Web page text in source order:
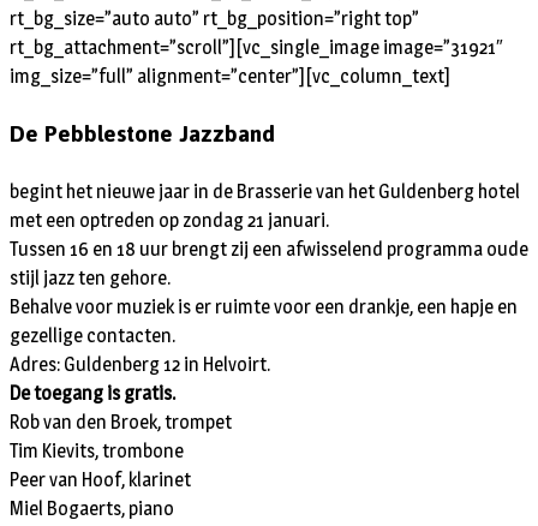
rt_bg_size=”auto auto” rt_bg_position=”right top”
rt_bg_attachment=”scroll”][vc_single_image image=”31921″
img_size=”full” alignment=”center”][vc_column_text]
De Pebblestone Jazzband
begint het nieuwe jaar in de Brasserie van het Guldenberg hotel
met een optreden op zondag 21 januari.
Tussen 16 en 18 uur brengt zij een afwisselend programma oude
stijl jazz ten gehore.
Behalve voor muziek is er ruimte voor een drankje, een hapje en
gezellige contacten.
Adres: Guldenberg 12 in Helvoirt.
De toegang is gratis.
Rob van den Broek, trompet
Tim Kievits, trombone
Peer van Hoof, klarinet
Miel Bogaerts, piano